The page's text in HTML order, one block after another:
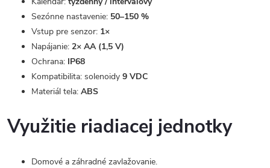
Sezónne nastavenie: 50–150 %
Vstup pre senzor: 1×
Napájanie: 2× AA (1,5 V)
Ochrana: IP68
Kompatibilita: solenoidy 9 VDC
Materiál tela: ABS
Využitie riadiacej jednotky
Domové a záhradné zavlažovanie.